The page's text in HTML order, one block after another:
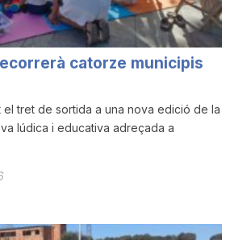
catorze municipis
el tret de sortida a una nova edició de la
lúdica i educativa adreçada a